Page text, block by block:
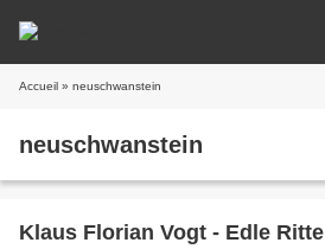
Accueil » neuschwanstein
neuschwanstein
Klaus Florian Vogt - Edle